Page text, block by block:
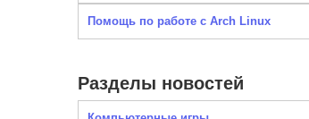
Помощь по работе с Arch Linux
Разделы новостей